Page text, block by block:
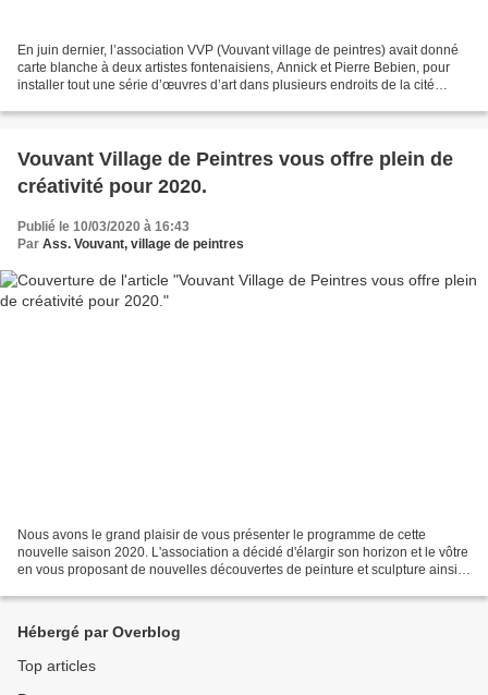
En juin dernier, l’association VVP (Vouvant village de peintres) avait donné
carte blanche à deux artistes fontenaisiens, Annick et Pierre Bebien, pour
installer tout une série d’œuvres d’art dans plusieurs endroits de la cité
Vouvant Village de Peintres vous offre plein de
créativité pour 2020.
Publié le 10/03/2020 à 16:43
Par Ass. Vouvant, village de peintres
Nous avons le grand plaisir de vous présenter le programme de cette
nouvelle saison 2020. L'association a décidé d'élargir son horizon et le vôtre
en vous proposant de nouvelles découvertes de peinture et sculpture ainsi
Hébergé par Overblog
Top articles